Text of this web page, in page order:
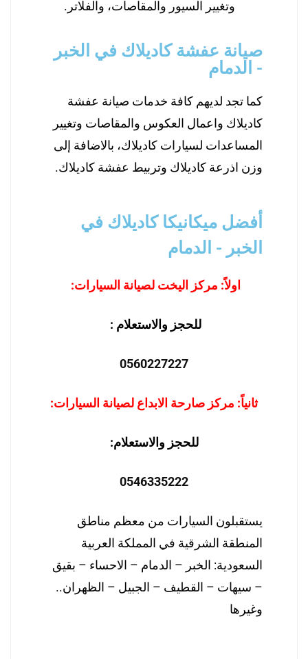
وتغيير السيور والمقاصات، والفلاتر.
صيانة عفشة كاديلاك في الخبر
- الدمام
كما تجد لديهم كافة خدمات صيانة عفشة
كاديلاك واعمال العكوس والمقاصات وتغيير
المساعدات لسيارات كاديلاك، بالاضافة إلى
وزن اذرعة كاديلاك وتربيط عفشة كاديلاك.
أفضل ميكانيكا كاديلاك في
الخبر - الدمام
اولاً: مركز اليخت لصيانة السيارات:
للحجز والاستعلام :
0560227227
ثانياً: مركز صارحة الابداع لصيانة السيارات:
للحجز والاستعلام:
0546335222
يستقبلون السيارات من معظم مناطق
المنطقة الشرقية في المملكة العربية
السعودية: الخبر – الدمام – الاحساء – بقيق
– سيهات – القطيف – الجبيل – الظهران..
وغيرها